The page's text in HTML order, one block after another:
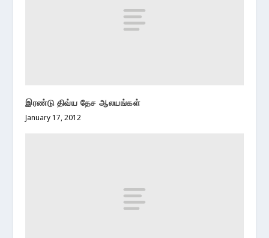
இரண்டு திவ்ய தேச ஆலயங்கள்
January 17, 2012